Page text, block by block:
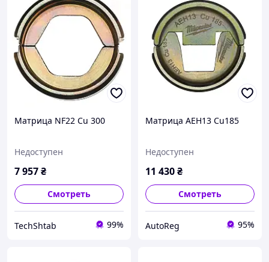
Матрица NF22 Cu 300
Недоступен
7 957₴
Смотреть
TechShtab 99%
Матрица AEH13 Cu185
Недоступен
11 430₴
Смотреть
AutoReg 95%